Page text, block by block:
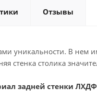
Отзывы
уникальности. В
стенка столика
задней стенки